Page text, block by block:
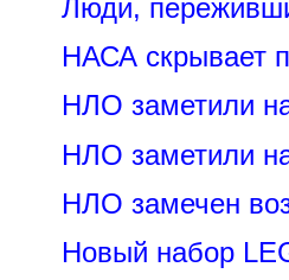
Люди,
НАСА скрывает
НЛО заметили
НЛО заметили
НЛО замечен
Новый набор